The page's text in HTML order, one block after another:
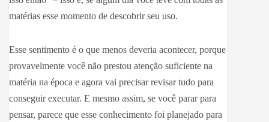
matérias esse momento de descobrir seu uso.
Esse sentimento é o que menos deveria acontecer, porque
provavelmente você não prestou atenção suficiente na
matéria na época e agora vai precisar revisar tudo para
conseguir executar. E mesmo assim, se você parar para
pensar, parece que esse conhecimento foi planejado para